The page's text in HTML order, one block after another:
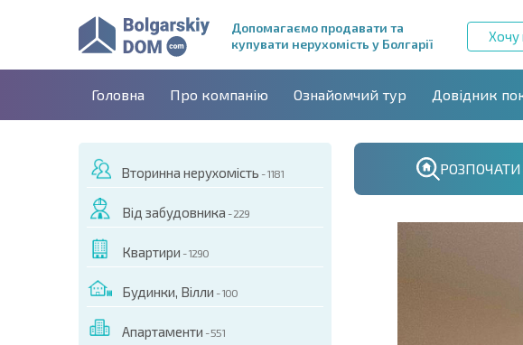
Допомагаємо продавати та
купувати нерухомість у Болгарії
Хочу
Головна Про компанію Ознайомчий тур Довідник
Вторинна нерухомість - 1181
Від забудовника - 229
Квартири - 1290
Будинки, Вілли - 100
Апартаменти - 551